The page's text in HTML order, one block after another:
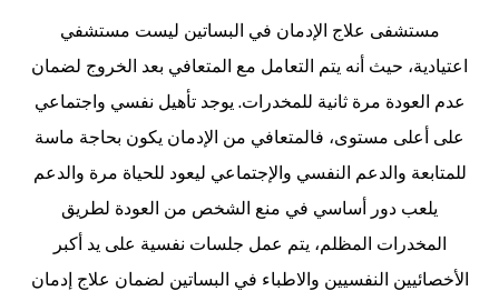
مستشفى علاج الإدمان في البساتين ليست مستشفي
اعتيادية، حيث أنه يتم التعامل مع المتعافي بعد الخروج لضمان
عدم العودة مرة ثانية للمخدرات. يوجد تأهيل نفسي واجتماعي
على أعلى مستوى، فالمتعافي من الإدمان يكون بحاجة ماسة
للمتابعة والدعم النفسي والإجتماعي ليعود للحياة مرة والدعم
يلعب دور أساسي في منع الشخص من العودة لطريق
المخدرات المظلم، يتم عمل جلسات نفسية على يد أكبر
الأخصائيين النفسيين والاطباء في البساتين لضمان علاج إدمان